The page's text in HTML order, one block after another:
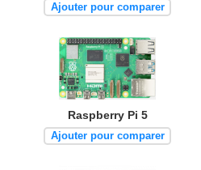
Ajouter pour comparer
Raspberry Pi 5
Ajouter pour comparer